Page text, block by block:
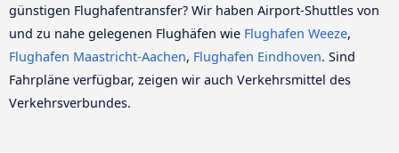
günstigen Flughafentransfer? Wir haben Airport-Shuttles von
und zu nahe gelegenen Flughäfen wie Flughafen Weeze,
Flughafen Maastricht-Aachen, Flughafen Eindhoven. Sind
Fahrpläne verfügbar, zeigen wir auch Verkehrsmittel des
Verkehrsverbundes.